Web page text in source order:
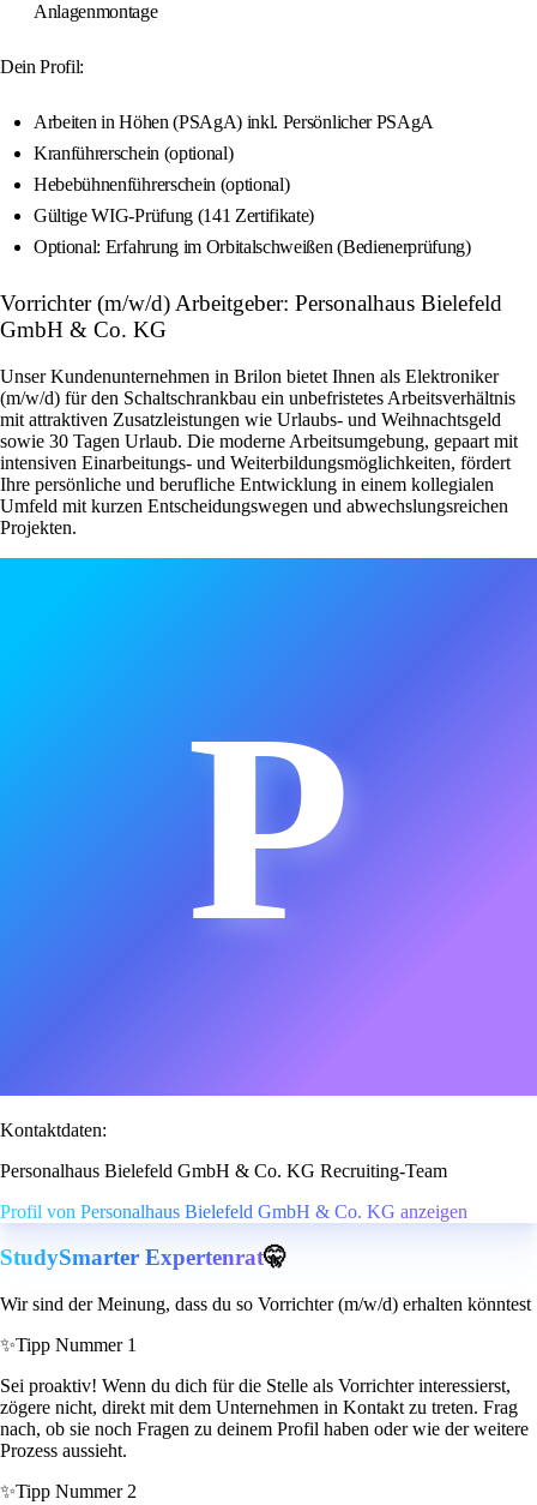
Anlagenmontage
Dein Profil:
Arbeiten in Höhen (PSAgA) inkl. Persönlicher PSAgA
Kranführerschein (optional)
Hebebühnenführerschein (optional)
Gültige WIG-Prüfung (141 Zertifikate)
Optional: Erfahrung im Orbitalschweißen (Bedienerprüfung)
Vorrichter (m/w/d) Arbeitgeber: Personalhaus Bielefeld
GmbH & Co. KG
Unser Kundenunternehmen in Brilon bietet Ihnen als Elektroniker
(m/w/d) für den Schaltschrankbau ein unbefristetes Arbeitsverhältnis
mit attraktiven Zusatzleistungen wie Urlaubs- und Weihnachtsgeld
sowie 30 Tagen Urlaub. Die moderne Arbeitsumgebung, gepaart mit
intensiven Einarbeitungs- und Weiterbildungsmöglichkeiten, fördert
Ihre persönliche und berufliche Entwicklung in einem kollegialen
Umfeld mit kurzen Entscheidungswegen und abwechslungsreichen
Projekten.
P
Kontaktdaten:
Personalhaus Bielefeld GmbH & Co. KG Recruiting-Team
Profil von Personalhaus Bielefeld GmbH & Co. KG anzeigen
StudySmarter Expertenrat🤫
Wir sind der Meinung, dass du so Vorrichter (m/w/d) erhalten könntest
✨Tipp Nummer 1
Sei proaktiv! Wenn du dich für die Stelle als Vorrichter interessierst,
zögere nicht, direkt mit dem Unternehmen in Kontakt zu treten. Frag
nach, ob sie noch Fragen zu deinem Profil haben oder wie der weitere
Prozess aussieht.
✨Tipp Nummer 2